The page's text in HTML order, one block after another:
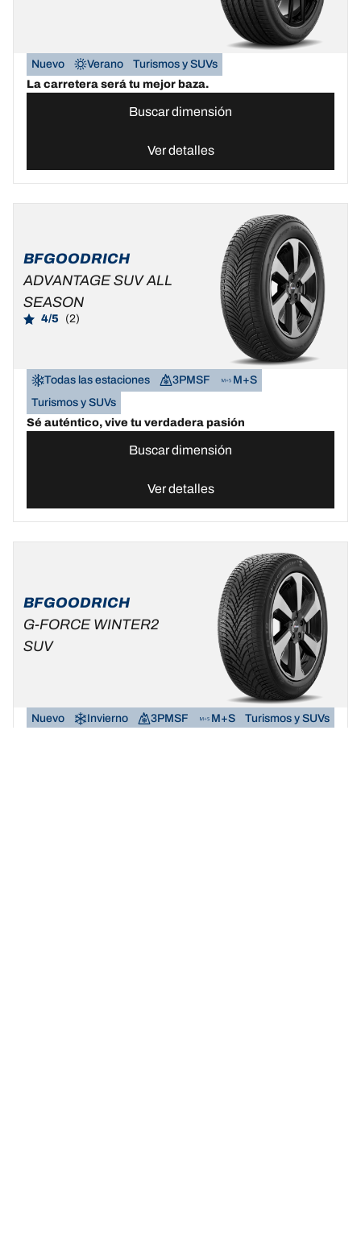
Nuevo Verano
Turismos y SUVs
La carretera será tu mejor baza.
Buscar dimensión
Ver detalles
BFGOODRICH
ADVANTAGE SUV ALL
SEASON
4/5 (2)
Todas las estaciones 3PMSF
M+S
Turismos y SUVs
Sé auténtico, vive tu verdadera pasión
Buscar dimensión
Ver detalles
BFGOODRICH
G-FORCE WINTER2
SUV
Nuevo Invierno 3PMSF M+S
Turismos y SUVs